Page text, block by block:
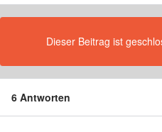
Dieser Beitrag ist
6 Antworten